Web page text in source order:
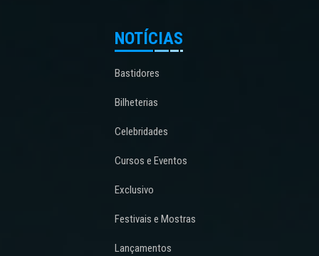
NOTÍCIAS
Bastidores
Bilheterias
Celebridades
Cursos e Eventos
Exclusivo
Festivais e Mostras
Lançamentos